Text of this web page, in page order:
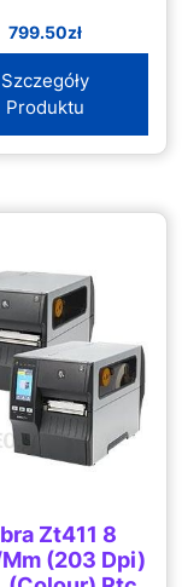
799.50zł
Szczegóły
Produktu
Zt411 8
(203 Dpi)